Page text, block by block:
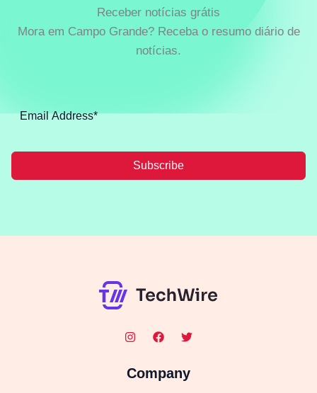
Receber notícias grátis
Mora em Campo Grande? Receba o resumo diário de
notícias.
Subscribe
Company